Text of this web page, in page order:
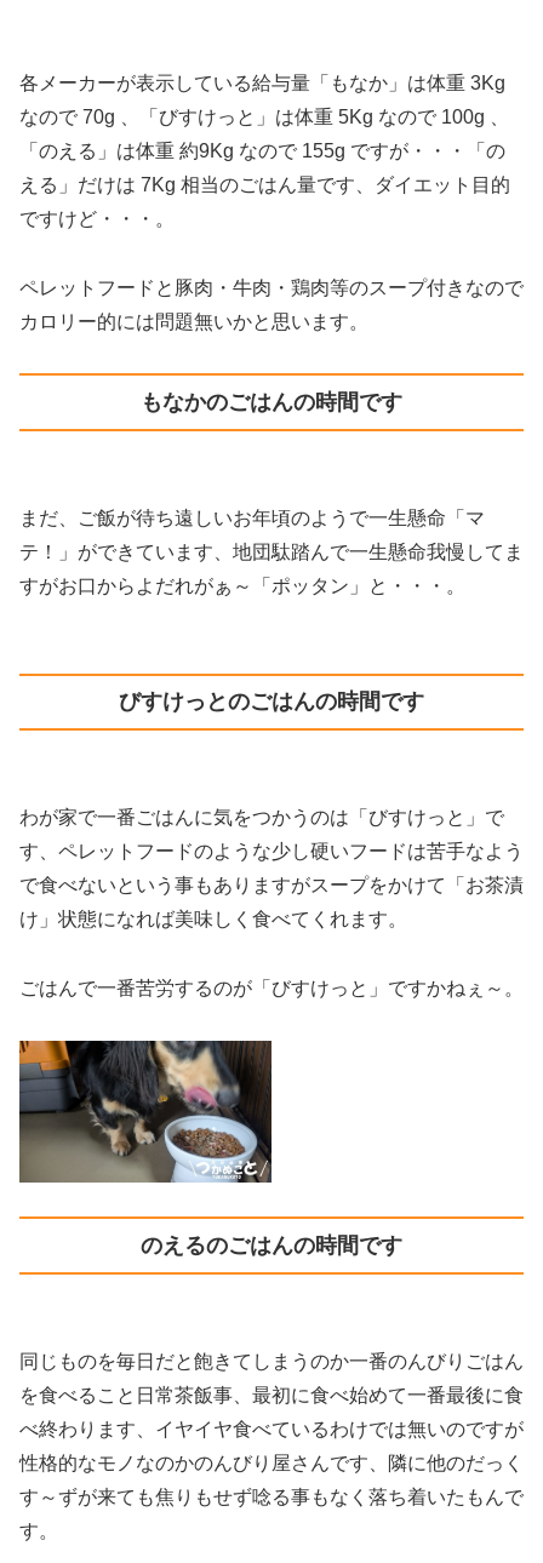
各メーカーが表示している給与量「もなか」は体重 3Kg
なので 70g 、「びすけっと」は体重 5Kg なので 100g 、
「のえる」は体重 約9Kg なので 155g ですが・・・「の
える」だけは 7Kg 相当のごはん量です、ダイエット目的
ですけど・・・。
ペレットフードと豚肉・牛肉・鶏肉等のスープ付きなので
カロリー的には問題無いかと思います。
もなかのごはんの時間です
まだ、ご飯が待ち遠しいお年頃のようで一生懸命「マ
テ！」ができています、地団駄踏んで一生懸命我慢してま
すがお口からよだれがぁ～「ポッタン」と・・・。
びすけっとのごはんの時間です
わが家で一番ごはんに気をつかうのは「びすけっと」で
す、ペレットフードのような少し硬いフードは苦手なよう
で食べないという事もありますがスープをかけて「お茶漬
け」状態になれば美味しく食べてくれます。
ごはんで一番苦労するのが「びすけっと」ですかねぇ～。
のえるのごはんの時間です
同じものを毎日だと飽きてしまうのか一番のんびりごはん
を食べること日常茶飯事、最初に食べ始めて一番最後に食
べ終わります、イヤイヤ食べているわけでは無いのですが
性格的なモノなのかのんびり屋さんです、隣に他のだっく
す～ずが来ても焦りもせず唸る事もなく落ち着いたもんで
す。